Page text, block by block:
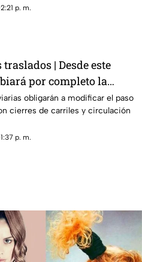
p. m.
| Desde este
por completo la
Bernardo Quintana
obligarán a modificar el paso
cierres de carriles y circulación
p. m.